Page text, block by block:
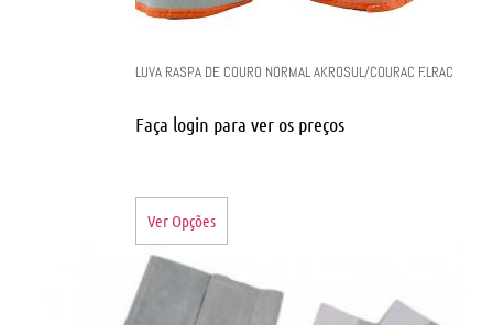
LUVA RASPA DE COURO NORMAL AKROSUL/COURAC F.LRAC
Faça login para ver os preços
Ver Opções